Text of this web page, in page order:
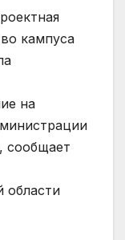
кампуса
на
сообщает
области